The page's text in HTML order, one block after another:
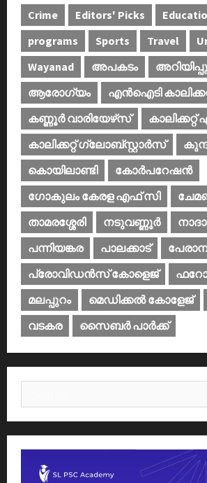
Crime
Editors' Picks
programs
Sports Travel
Wayanad
അപകടം
ആരോഗ്യം
എൻഐടി
കണ്ണൂര്‍ വാരിയേഴ്‌സ്
കാലിക്കറ്റ് ഗ്ലോബ്സ്റ്റാർസ്
കൊയിലാണ്ടി
കോര്‍പറേഷന്‍
ഗോകുലം കേരള എഫ് സി
താമരശ്ശേരി
നടുവണ്ണൂര്‍
പന്നിയങ്കര
പാലക്കാട്‌
പ്രോവിഡന്‍സ് കോളെജ്‌
മലപ്പുറം
മെഡിക്കൽ കോളേജ്‌
വടകര
സൈബര്‍ പാര്‍ക്ക്‌
for: